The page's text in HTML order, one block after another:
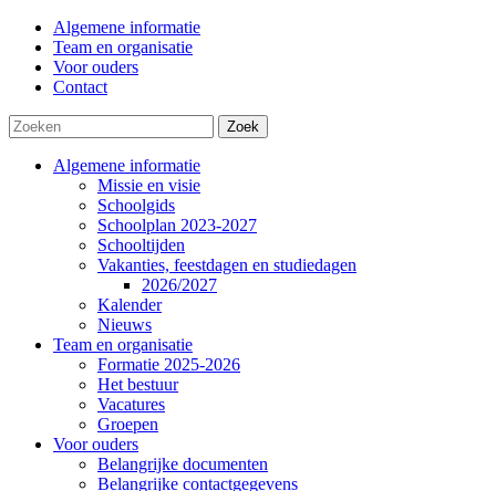
Algemene informatie
Team en organisatie
Voor ouders
Contact
Zoek
Algemene informatie
Missie en visie
Schoolgids
Schoolplan 2023-2027
Schooltijden
Vakanties, feestdagen en studiedagen
2026/2027
Kalender
Nieuws
Team en organisatie
Formatie 2025-2026
Het bestuur
Vacatures
Groepen
Voor ouders
Belangrijke documenten
Belangrijke contactgegevens